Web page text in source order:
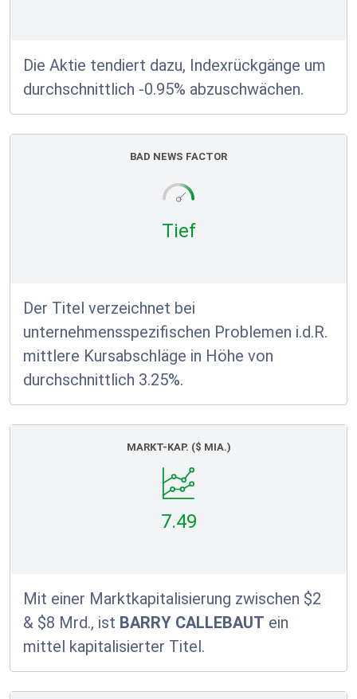
Die Aktie tendiert dazu, Indexrückgänge um
durchschnittlich -0.95% abzuschwächen.
BAD NEWS FACTOR
Tief
Der Titel verzeichnet bei
unternehmensspezifischen Problemen i.d.R.
mittlere Kursabschläge in Höhe von
durchschnittlich 3.25%.
MARKT-KAP. ($ MIA.)
7.49
Mit einer Marktkapitalisierung zwischen $2
& $8 Mrd., ist BARRY CALLEBAUT ein
mittel kapitalisierter Titel.